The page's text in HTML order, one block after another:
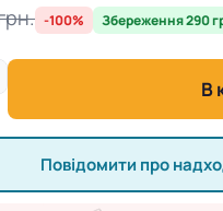
-100% Збереження 290
В
Повідомити про